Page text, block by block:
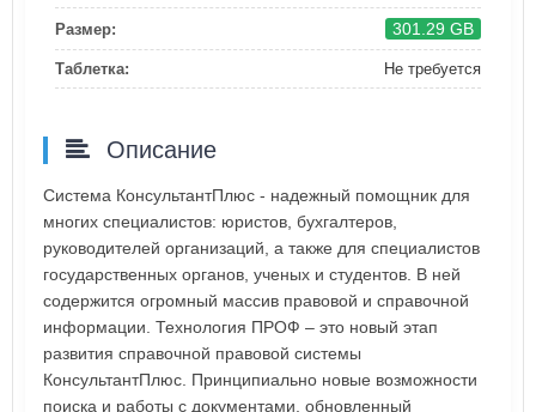
Размер: 301.29 GB
Таблетка: Не требуется
Описание
Система КонсультантПлюс - надежный помощник для
многих специалистов: юристов, бухгалтеров,
руководителей организаций, а также для специалистов
государственных органов, ученых и студентов. В ней
содержится огромный массив правовой и справочной
информации. Технология ПРОФ – это новый этап
развития справочной правовой системы
КонсультантПлюс. Принципиально новые возможности
поиска и работы с документами, обновленный